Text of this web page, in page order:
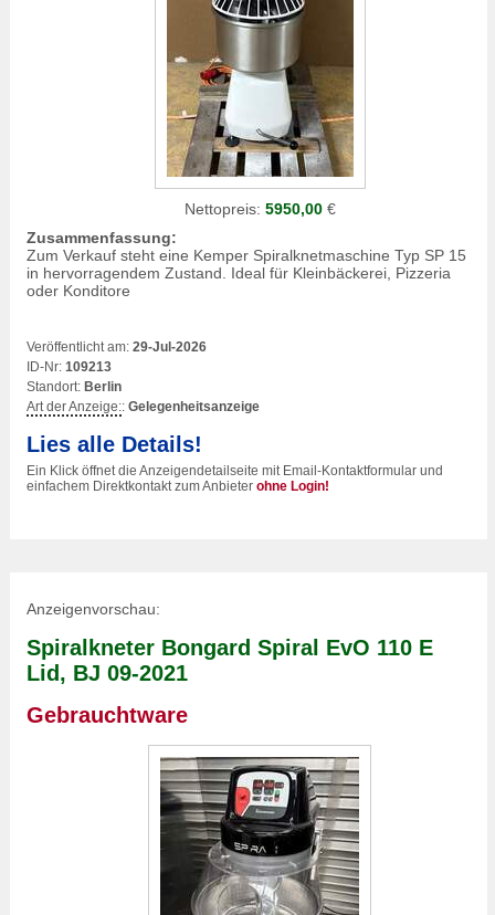
Nettopreis: 5950,00€
Zusammenfassung:
Zum Verkauf steht eine Kemper Spiralknetmaschine Typ SP 15
in hervorragendem Zustand. Ideal für Kleinbäckerei, Pizzeria
oder Konditore
Veröffentlicht am: 29-Jul-2026
ID-Nr: 109213
Standort: Berlin
Art der Anzeige:: Gelegenheitsanzeige
Lies alle Details!
Ein Klick öffnet die Anzeigendetailseite mit Email-Kontaktformular und
einfachem Direktkontakt zum Anbieter ohne Login!
Anzeigenvorschau:
Spiralkneter Bongard Spiral EvO 110 E
Lid, BJ 09-2021
Gebrauchtware